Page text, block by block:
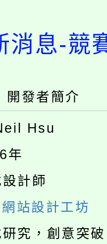
市運動會8/
泳池舉行。
入戶享有免
中低收入戶
詳情可洽有
育及科技
研習
育及科技中
教案入校路
育專業人
8/29、30在
! 於龍潭區
內行報名
消息-競
開發者簡介
Hsu
年
計師
站設計工坊
究，創意突